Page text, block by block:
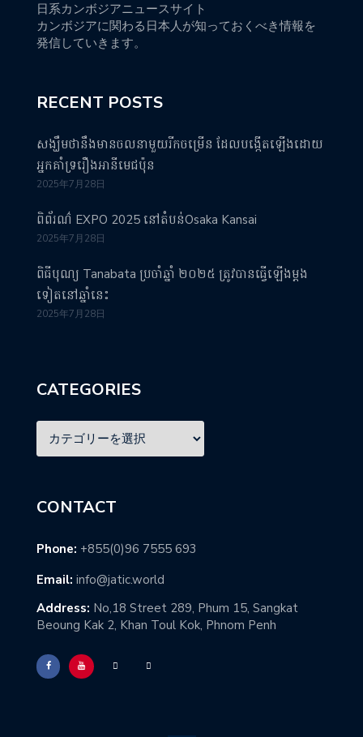
日系カンボジアニュースサイト
カンボジアに関わる日本人が知っておくべき情報を
発信していきます。
RECENT POSTS
សង្ឃឹមថានឹងមានចលនាមួយរីកចម្រើន ដែលបង្កើតឡើងដោយ
អ្នកគាំទ្ររឿងអានីមេជប៉ុន
2025年7月28日
ពិព័រណ៌ EXPO 2025 នៅតំបន់Osaka Kansai
2025年7月28日
ពិធីបុណ្យ Tanabata ប្រចាំឆ្នាំ ២០២៥ ត្រូវបានធ្វើឡើងម្តង
ទៀតនៅឆ្នាំនេះ
2025年7月28日
CATEGORIES
CONTACT
Phone: +855(0)96 7555 693
Email: info@jatic.world
Address: No,18 Street 289, Phum 15, Sangkat
Beoung Kak 2, Khan Toul Kok, Phnom Penh